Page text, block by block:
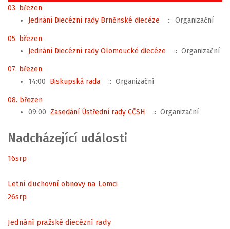
03. březen
Jednání Diecézní rady Brněnské diecéze
:: Organizační
05. březen
Jednání Diecézní rady Olomoucké diecéze
:: Organizační
07. březen
14:00 Biskupská rada :: Organizační
08. březen
09:00 Zasedání Ústřední rady CČSH :: Organizační
Nadcházející události
16srp
Letní duchovní obnovy na Lomci
26srp
Jednání pražské diecézní rady